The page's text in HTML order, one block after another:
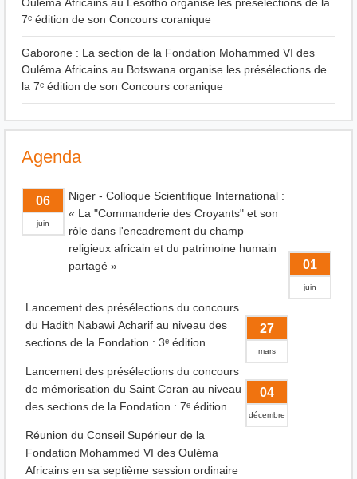
7ᵉ édition de son Concours coranique
Gaborone : La section de la Fondation Mohammed VI des
Ouléma Africains au Botswana organise les présélections de
la 7ᵉ édition de son Concours coranique
Agenda
06
juin
Niger - Colloque Scientifique International :
« La "Commanderie des Croyants" et son
rôle dans l'encadrement du champ
religieux africain et du patrimoine humain
partagé »
01
juin
Lancement des présélections du concours
du Hadith Nabawi Acharif au niveau des
sections de la Fondation : 3ᵉ édition
27
mars
Lancement des présélections du concours
de mémorisation du Saint Coran au niveau
des sections de la Fondation : 7ᵉ édition
04
décembre
Réunion du Conseil Supérieur de la
Fondation Mohammed VI des Ouléma
Africains en sa septième session ordinaire